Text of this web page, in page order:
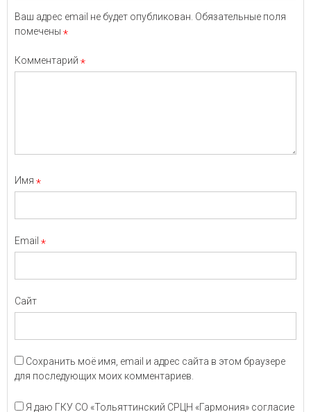
Ваш адрес email не будет опубликован. Обязательные поля
помечены *
Комментарий *
Имя *
Email *
Сайт
Сохранить моё имя, email и адрес сайта в этом браузере
для последующих моих комментариев.
Я даю ГКУ СО «Тольяттинский СРЦН «Гармония» согласие